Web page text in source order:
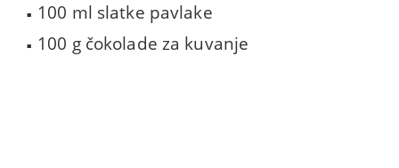
100 ml slatke pavlake
100 g čokolade za kuvanje